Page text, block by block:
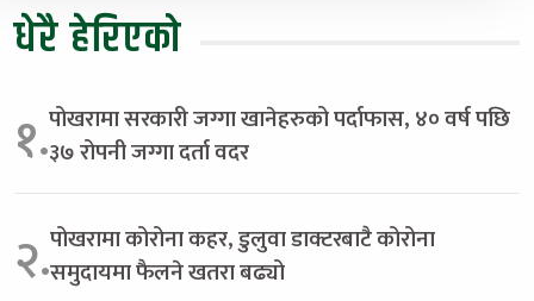
धेरै हेरिएको
१.पोखरामा सरकारी जग्गा खानेहरुको पर्दाफास, ४० वर्ष पछि
३७ रोपनी जग्गा दर्ता वदर
२.पोखरामा कोरोना कहर, डुलुवा डाक्टरबाटै कोरोना
समुदायमा फैलने खतरा बढ्यो